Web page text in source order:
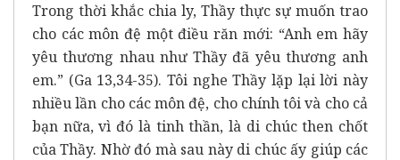
Trong thời khắc chia ly, Thầy thực sự muốn trao
cho các môn đệ một điều răn mới: “Anh em hãy
yêu thương nhau như Thầy đã yêu thương anh
em.” (Ga 13,34-35). Tôi nghe Thầy lặp lại lời này
nhiều lần cho các môn đệ, cho chính tôi và cho cả
bạn nữa, vì đó là tinh thần, là di chúc then chốt
của Thầy. Nhờ đó mà sau này di chúc ấy giúp các